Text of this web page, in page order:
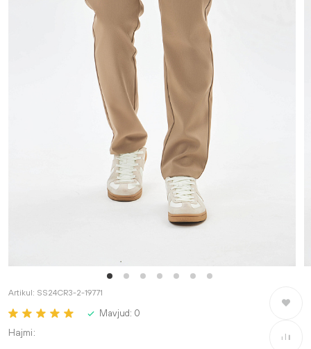
Artikul: SS24CR3-2-19771
Mavjud: 0
Hajmi